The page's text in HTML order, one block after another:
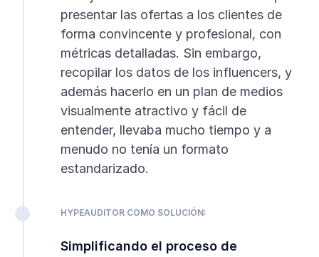
presentar las ofertas a los clientes de
forma convincente y profesional, con
métricas detalladas. Sin embargo,
recopilar los datos de los influencers, y
además hacerlo en un plan de medios
visualmente atractivo y fácil de
entender, llevaba mucho tiempo y a
menudo no tenía un formato
estandarizado.
HYPEAUDITOR COMO SOLUCIÓN:
Simplificando el proceso de